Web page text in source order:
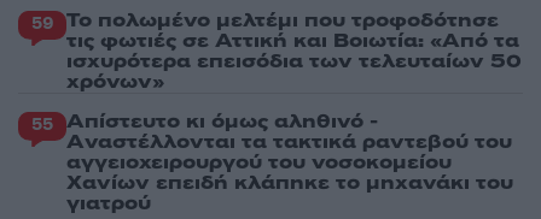
59 Το πολωμένο μελτέμι που τροφοδότησε
τις φωτιές σε Αττική και Βοιωτία: «Από τα
ισχυρότερα επεισόδια των τελευταίων 50
χρόνων»
55 Απίστευτο κι όμως αληθινό -
Aναστέλλονται τα τακτικά ραντεβού του
αγγειοχειρουργού του νοσοκομείου
Χανίων επειδή κλάπηκε το μηχανάκι του
γιατρού